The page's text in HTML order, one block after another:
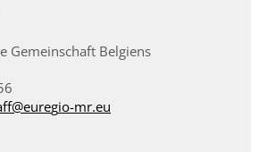
Gemeinschaft Belgiens
ff r g -mr